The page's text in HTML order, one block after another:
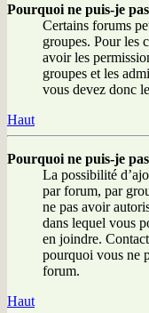
Pourquoi ne puis-je
Certains forums
groupes. Pour les
avoir les
groupes et les
vous devez donc
Haut
Pourquoi ne puis-je
La possibilité
par forum, par
ne pas avoir
dans lequel vous
en joindre.
pourquoi vous ne
forum.
Haut